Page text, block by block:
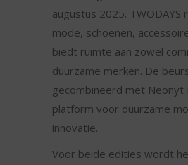
augustus 2025. TWODAYS
mode, schoenen,
biedt ruimte aan zowel
duurzame merken. De
gecombineerd met Neonyt
platform voor duurzame
innovatie.
Voor beide edities wordt